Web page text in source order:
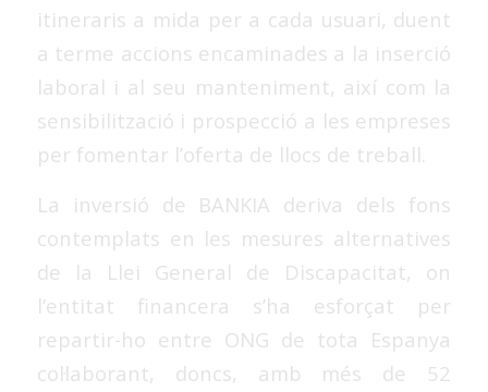
itineraris a mida per a cada usuari, duent
a terme accions encaminades a la inserció
laboral i al seu manteniment, així com la
sensibilització i prospecció a les empreses
per fomentar l’oferta de llocs de treball.
La inversió de BANKIA deriva dels fons
contemplats en les mesures alternatives
de la Llei General de Discapacitat, on
l’entitat financera s’ha esforçat per
repartir-ho entre ONG de tota Espanya
col·laborant, doncs, amb més de 52